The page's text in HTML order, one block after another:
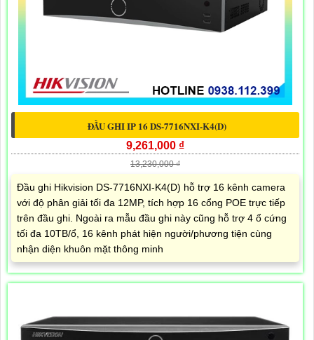
ĐẦU GHI IP 16 DS-7716NXI-K4(D)
9,261,000 ₫
13,230,000 ₫
Đầu ghi Hikvision DS-7716NXI-K4(D) hỗ trợ 16 kênh camera
với độ phân giải tối đa 12MP, tích hợp 16 cổng POE trực tiếp
trên đầu ghi. Ngoài ra mẫu đầu ghi này cũng hỗ trợ 4 ổ cứng
tối đa 10TB/ổ, 16 kênh phát hiện người/phương tiện cùng
nhận diện khuôn mặt thông minh